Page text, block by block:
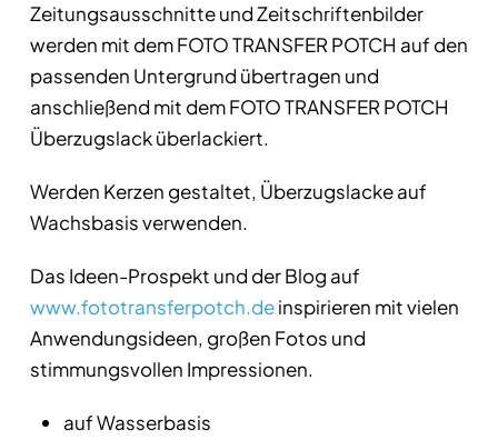
Zeitungsausschnitte und Zeitschriftenbilder
werden mit dem FOTO TRANSFER POTCH auf den
passenden Untergrund übertragen und
anschließend mit dem FOTO TRANSFER POTCH
Überzugslack überlackiert.
Werden Kerzen gestaltet, Überzugslacke auf
Wachsbasis verwenden.
Das Ideen-Prospekt und der Blog auf
www.fototransferpotch.deinspirieren mit vielen
Anwendungsideen, großen Fotos und
stimmungsvollen Impressionen.
auf Wasserbasis